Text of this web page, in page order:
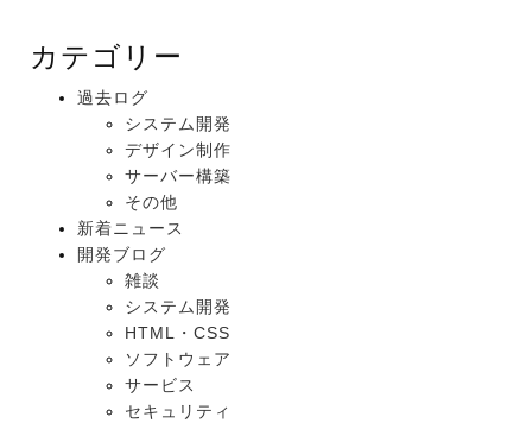
カテゴリー
過去ログ
システム開発
デザイン制作
サーバー構築
その他
新着ニュース
開発ブログ
雑談
システム開発
HTML・CSS
ソフトウェア
サービス
セキュリティ